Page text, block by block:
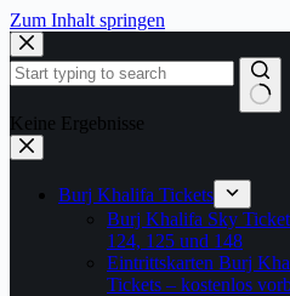
Zum Inhalt springen
Keine Ergebnisse
Burj Khalifa Tickets
Burj Khalifa Sky
124, 125 und 148
Eintrittskarten Burj
Tickets – kostenlos